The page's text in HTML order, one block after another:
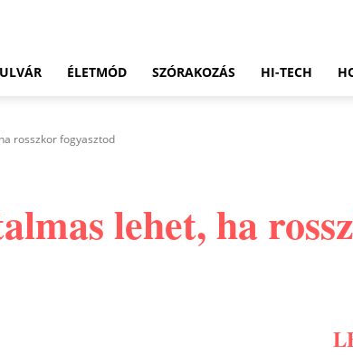
ÉLETMÓD SZÓRAKOZÁS HI-TECH
rosszkor fogyasztod
lehet, ha